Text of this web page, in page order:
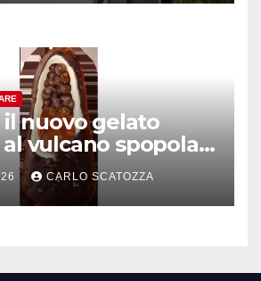
il nuovo gelato
vulcano spopola,
CARLO SCATOZZA